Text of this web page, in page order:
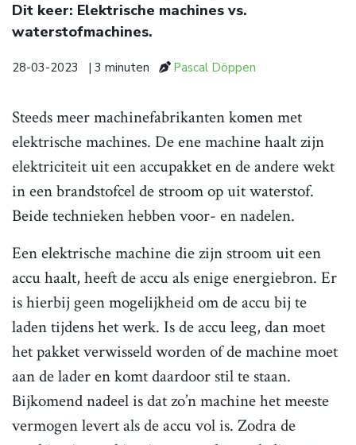
Dit keer: Elektrische machines vs.
waterstofmachines.
28-03-2023 | 3 minuten Pascal Döppen
Steeds meer machinefabrikanten komen met
elektrische machines. De ene machine haalt zijn
elektriciteit uit een accupakket en de andere wekt
in een brandstofcel de stroom op uit waterstof.
Beide technieken hebben voor- en nadelen.
Een elektrische machine die zijn stroom uit een
accu haalt, heeft de accu als enige energiebron. Er
is hierbij geen mogelijkheid om de accu bij te
laden tijdens het werk. Is de accu leeg, dan moet
het pakket verwisseld worden of de machine moet
aan de lader en komt daardoor stil te staan.
Bijkomend nadeel is dat zo’n machine het meeste
vermogen levert als de accu vol is. Zodra de